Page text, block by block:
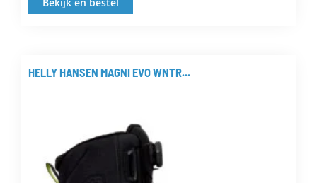
was:
is: Dit
meerdere
optie
kan
gekozen
HELLY HANSEN MAGNI EVO WNTR...